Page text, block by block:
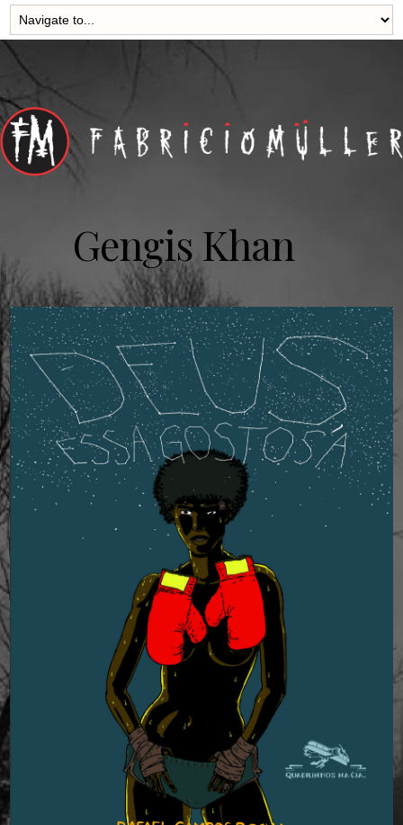
Gengis Khan